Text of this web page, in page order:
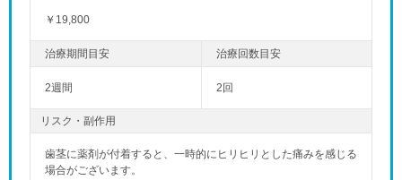
￥19,800
2週間 2回
リスク・副作用
歯茎に薬剤が付着すると、一時的にヒリヒリとした痛みを感じる
場合がございます。
「夜」の